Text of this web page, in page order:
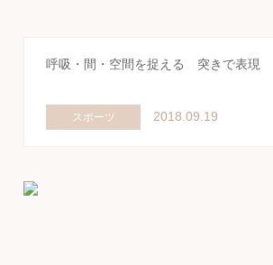
呼吸・間・空間を捉える 突きで表現
スポーツ 2018.09.19